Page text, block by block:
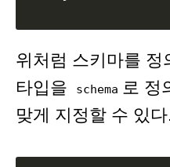
위처럼 스키마를 정
타입을
schema 로 정
맞게 지정할 수 있